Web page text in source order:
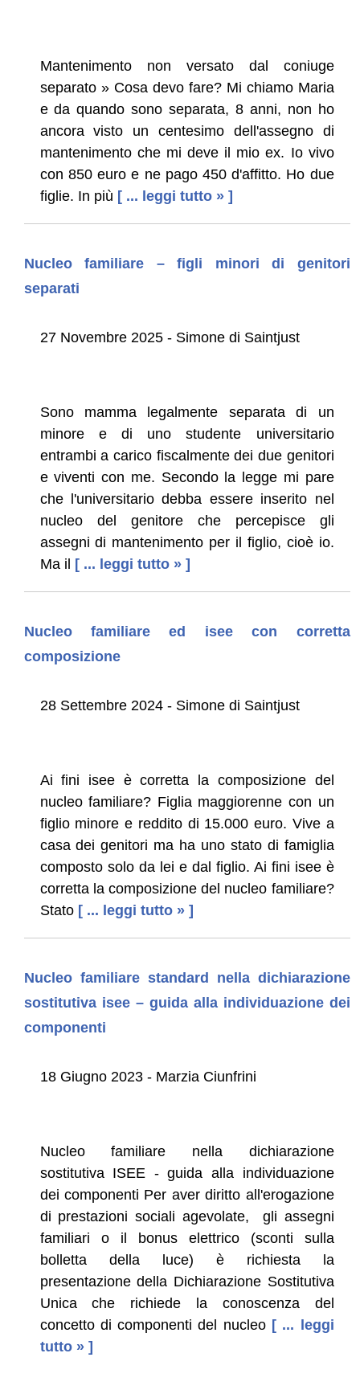
Mantenimento non versato dal coniuge
separato » Cosa devo fare? Mi chiamo Maria
e da quando sono separata, 8 anni, non ho
ancora visto un centesimo dell'assegno di
mantenimento che mi deve il mio ex. Io vivo
con 850 euro e ne pago 450 d'affitto. Ho due
figlie. In più [ ... leggi tutto » ]
Nucleo familiare – figli minori di genitori
separati
27 Novembre 2025 - Simone di Saintjust
Sono mamma legalmente separata di un
minore e di uno studente universitario
entrambi a carico fiscalmente dei due genitori
e viventi con me. Secondo la legge mi pare
che l'universitario debba essere inserito nel
nucleo del genitore che percepisce gli
assegni di mantenimento per il figlio, cioè io.
Ma il [ ... leggi tutto » ]
Nucleo familiare ed isee con corretta
composizione
28 Settembre 2024 - Simone di Saintjust
Ai fini isee è corretta la composizione del
nucleo familiare? Figlia maggiorenne con un
figlio minore e reddito di 15.000 euro. Vive a
casa dei genitori ma ha uno stato di famiglia
composto solo da lei e dal figlio. Ai fini isee è
corretta la composizione del nucleo familiare?
Stato [ ... leggi tutto » ]
Nucleo familiare standard nella dichiarazione
sostitutiva isee – guida alla individuazione dei
componenti
18 Giugno 2023 - Marzia Ciunfrini
Nucleo familiare nella dichiarazione
sostitutiva ISEE - guida alla individuazione
dei componenti Per aver diritto all'erogazione
di prestazioni sociali agevolate, gli assegni
familiari o il bonus elettrico (sconti sulla
bolletta della luce) è richiesta la
presentazione della Dichiarazione Sostitutiva
Unica che richiede la conoscenza del
concetto di componenti del nucleo [ ... leggi
tutto » ]